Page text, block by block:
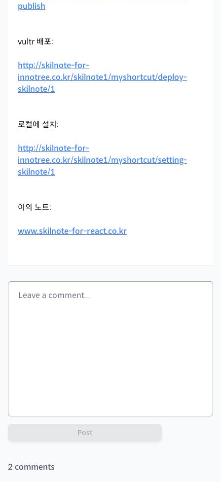
publish
vultr 배포:
http://skilnote-for-
innotree.co.kr/skilnote1/myshortcut/deploy-
skilnote/1
로컬에 설치:
http://skilnote-for-
innotree.co.kr/skilnote1/myshortcut/setting-
skilnote/1
이외 노트:
www.skilnote-for-react.co.kr
Post
2 comments